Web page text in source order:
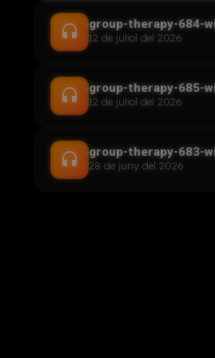
headset group-therapy-684-
12 de juliol del 2026
headset group-therapy-685-
12 de juliol del 2026
headset group-therapy-683-
28 de juny del 2026